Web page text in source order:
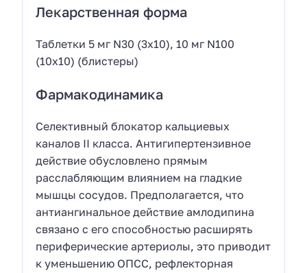
Лекарственная форма
Таблетки 5 мг N30 (3х10), 10 мг N100
(10х10) (блистеры)
Фармакодинамика
Селективный блокатор кальциевых
каналов II класса. Антигипертензивное
действие обусловлено прямым
расслабляющим влиянием на гладкие
мышцы сосудов. Предполагается, что
антиангинальное действие амлодипина
связано с его способностью расширять
периферические артериолы, это приводит
к уменьшению ОПСС, рефлекторная